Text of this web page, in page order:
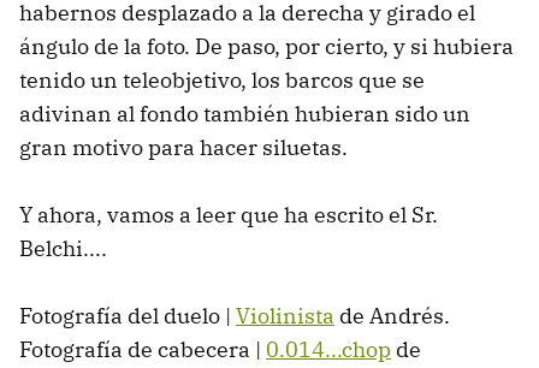
habernos desplazado a la derecha y girado el
ángulo de la foto. De paso, por cierto, y si hubiera
tenido un teleobjetivo, los barcos que se
adivinan al fondo también hubieran sido un
gran motivo para hacer siluetas.
Y ahora, vamos a leer que ha escrito el Sr.
Belchi....
Fotografía del duelo | Violinista de Andrés.
Fotografía de cabecera | 0.014...chop de